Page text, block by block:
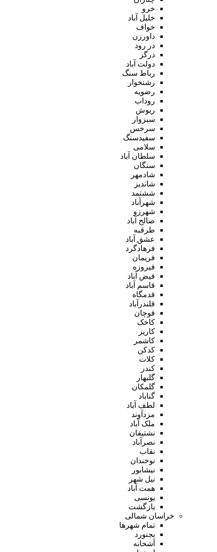
خرو
خلیل آباد
خواف
داورزن
در رود
درگز
دولت آباد
رباط سنگ
رشتخوار
رضویه
روداب
ریوش
سبزوار
سرخس
سفیدسنگ
سلامی
سلطان آباد
سنگان
شادمهر
شاندیز
ششتمد
شهرآباد
شهرزو
صالح آباد
طرقبه
عشق آباد
فرهادگرد
فریمان
فیروزه
فیض آباد
قاسم آباد
قدمگاه
قلندرآباد
قوچان
کاخک
کاریز
کاشمر
کدکن
کلات
کندر
گلبهار
گلمکان
گناباد
لطف آباد
مزدآوند
ملک آباد
نشتیفان
نصرآباد
نقاب
نوخندان
نیشابور
نیل شهر
همت آباد
یونسی
بازگشت
خراسان شمالی
تمام شهر‌ها
بجنورد
آشخانه